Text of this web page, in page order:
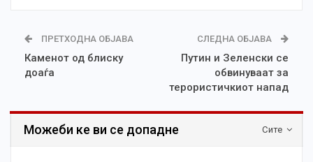
ПРЕТХОДНА ОБЈАВА
Каменот од блиску
доаѓа
СЛЕДНА ОБЈАВА
Путин и Зеленски се
обвинуваат за
терористичкиот напад
Сите
Можеби ке ви се допадне